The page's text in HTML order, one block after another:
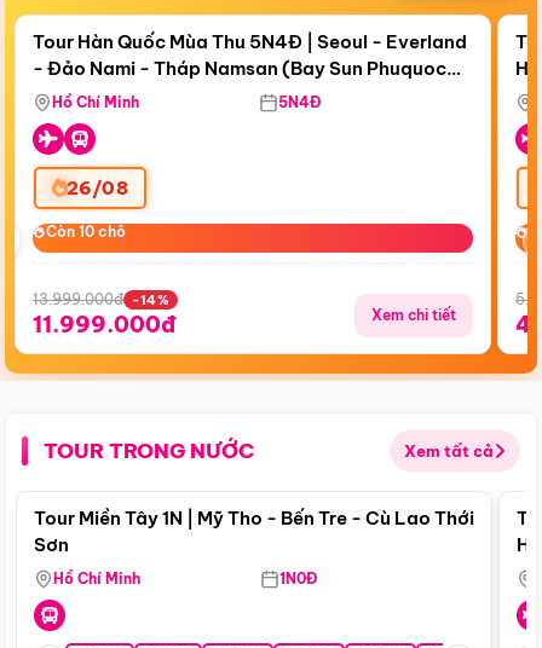
Còn18 ngày 06:44:23
Bay Sun Phuquoc Airways
Tour Hàn Quốc Mùa Thu 5N4Đ | Seoul - Everland
- Đảo Nami - Tháp Namsan (Bay Sun Phuquoc
Airways)
Hồ Chí Minh 5N4Đ
26/08
Còn 10 chỗ
Còn 10 chỗ
13.999.000đ -14%
11.999.000đ Xem chi tiết
TOUR TRONG NƯỚC Xem tất cả
Điểm nổi bật
Tour Miền Tây 1N | Mỹ Tho - Bến Tre - Cù Lao Thới
Sơn
Hồ Chí Minh 1N0Đ